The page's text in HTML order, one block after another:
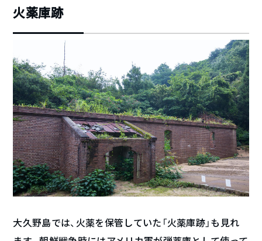
火薬庫跡
大久野島では、火薬を保管していた「火薬庫跡」も見れ